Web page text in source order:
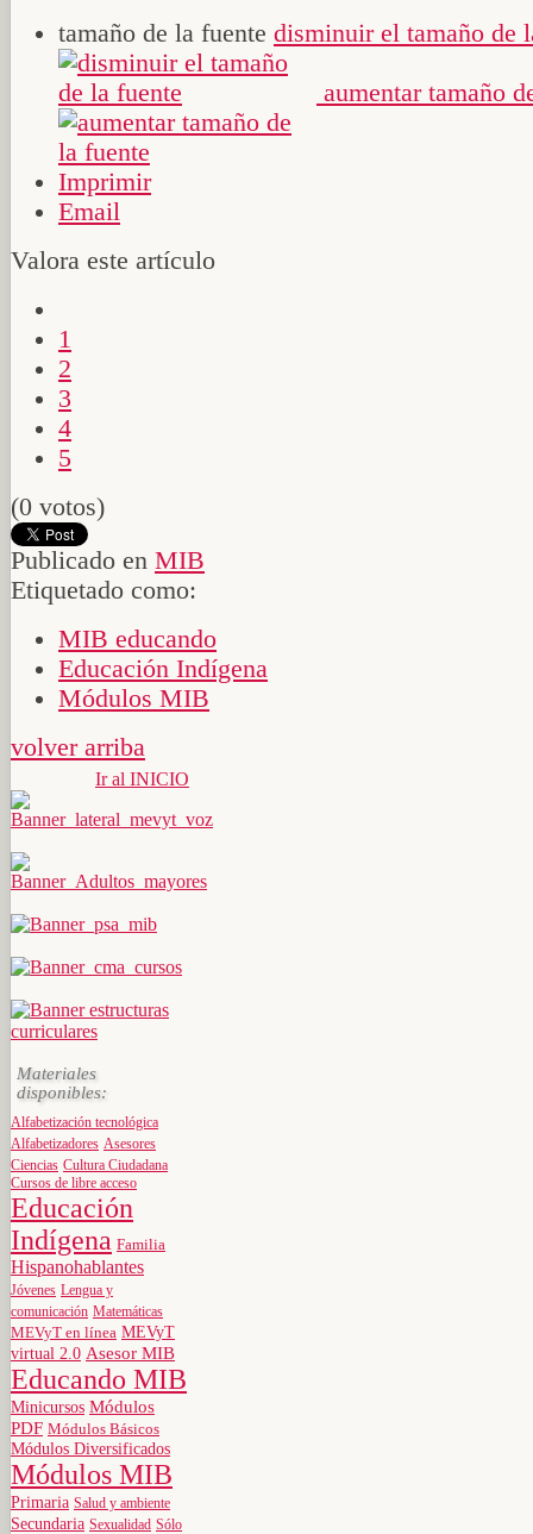
tamaño de la fuente disminuir el tamaño de
aumentar tamaño
Imprimir
Email
Valora este artículo
1
2
3
4
5
(0 votos)
Publicado en MIB
Etiquetado como:
MIB educando
Educación Indígena
Módulos MIB
volver arriba
Ir al INICIO
Materiales
disponibles:
Alfabetización tecnológica
Alfabetizadores Asesores
Ciencias Cultura Ciudadana
Cursos de libre acceso
Educación
Indígena Familia
Hispanohablantes
Jóvenes Lengua y
comunicación Matemáticas
MEVyT en línea MEVyT
virtual 2.0 Asesor MIB
Educando MIB
Minicursos Módulos
PDF Módulos Básicos
Módulos Diversificados
Módulos MIB
Primaria Salud y ambiente
Secundaria Sexualidad Sólo